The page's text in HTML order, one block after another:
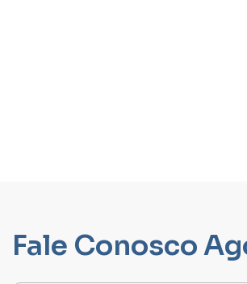
Fale Conosco